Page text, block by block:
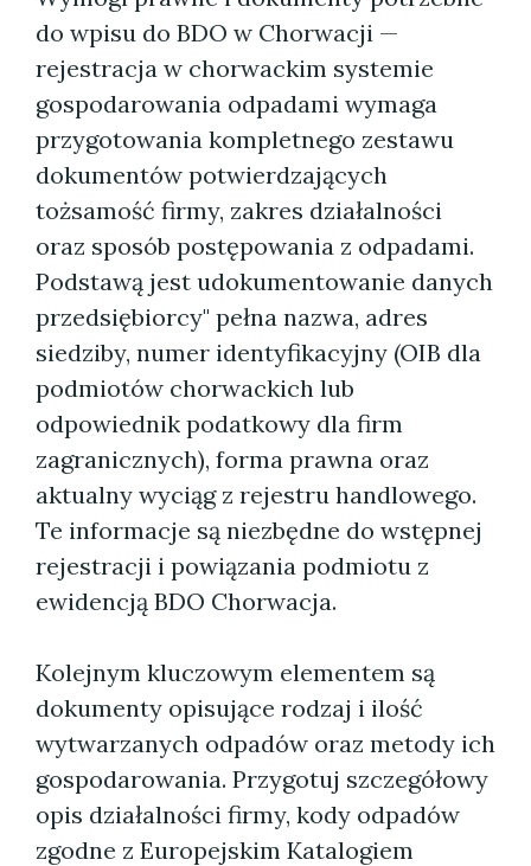
do wpisu do BDO w Chorwacji —
rejestracja w chorwackim systemie
gospodarowania odpadami wymaga
przygotowania kompletnego zestawu
dokumentów potwierdzających
tożsamość firmy, zakres działalności
oraz sposób postępowania z odpadami.
Podstawą jest udokumentowanie danych
przedsiębiorcy" pełna nazwa, adres
siedziby, numer identyfikacyjny (OIB dla
podmiotów chorwackich lub
odpowiednik podatkowy dla firm
zagranicznych), forma prawna oraz
aktualny wyciąg z rejestru handlowego.
Te informacje są niezbędne do wstępnej
rejestracji i powiązania podmiotu z
ewidencją BDO Chorwacja.
Kolejnym kluczowym elementem są
dokumenty opisujące rodzaj i ilość
wytwarzanych odpadów oraz metody ich
gospodarowania. Przygotuj szczegółowy
opis działalności firmy, kody odpadów
zgodne z Europejskim Katalogiem